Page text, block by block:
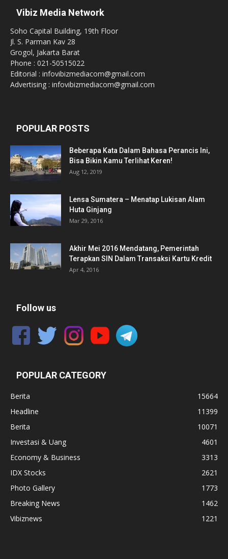
Vibiz Media Network
Soho Capital Building, 19th Floor
Jl. S. Parman Kav 28
Grogol, Jakarta Barat
Phone : 021-50515022
Editorial : infovibizmediacom@gmail.com
Advertising : infovibizmediacom@gmail.com
POPULAR POSTS
Beberapa Kata Dalam Bahasa Perancis Ini,
Bisa Bikin Kamu Terlihat Keren!
Aug 12, 2019
Lensa Sumatera – Menatap Lukisan Alam
Huta Ginjang
Mar 29, 2016
Akhir Mei 2016 Mendatang, Pemerintah
Terapkan SIN Dalam Transaksi Kartu Kredit
Apr 4, 2016
Follow us
POPULAR CATEGORY
Berita
15664
Headline
11399
Berita
10071
Investasi & Uang
4601
Economy & Business
3313
IDX Stocks
2621
Photo Gallery
1773
Breaking News
1462
Vibiznews
1221